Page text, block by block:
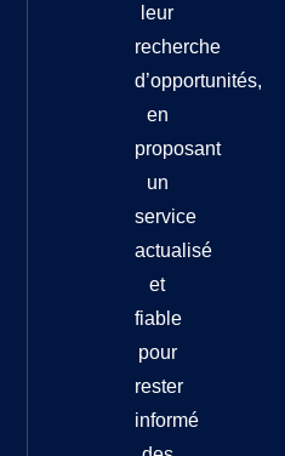
leur
recherche
d’opportunités,
en
proposant
un
service
actualisé
et
fiable
pour
rester
informé